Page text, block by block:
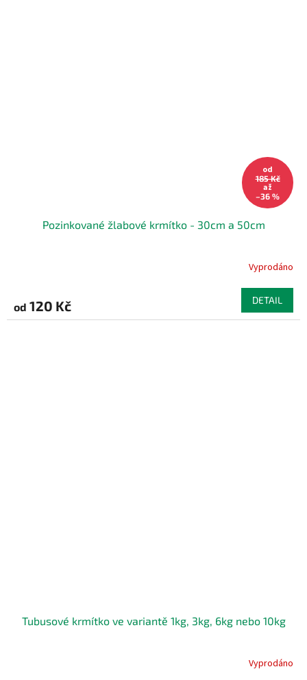
od
185 Kč
až
–36 %
Pozinkované žlabové krmítko - 30cm a 50cm
Vyprodáno
od 120 Kč DETAIL
Tubusové krmítko ve variantě 1kg, 3kg, 6kg nebo 10kg
Vyprodáno